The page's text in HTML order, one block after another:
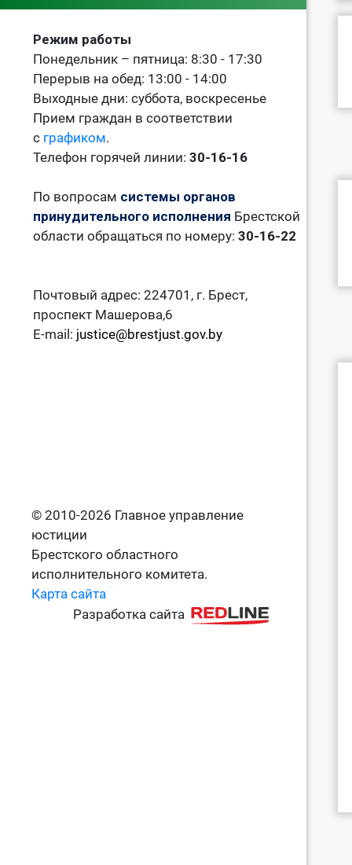
Режим работы
Понедельник – пятница: 8:30 - 17:30
Перерыв на обед: 13:00 - 14:00
Выходные дни: суббота, воскресенье
Прием граждан в соответствии
с графиком.
Телефон горячей линии: 30-16-16
По вопросам системы органов
принудительного исполнения Брестской
области обращаться по номеру: 30-16-22
Почтовый адрес: 224701, г. Брест,
проспект Машерова,6
E-mail: justice@brestjust.gov.by
© 2010-2026 Главное управление
юстиции
Брестского областного
исполнительного комитета.
Карта сайта
Разработка сайта